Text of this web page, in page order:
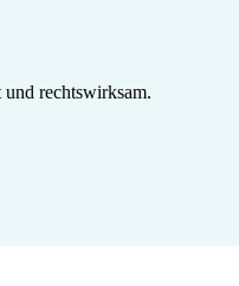
rechtswirksam.